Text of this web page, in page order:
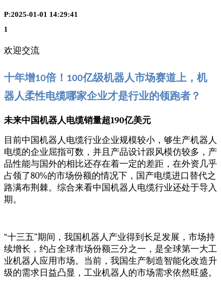
P:2025-01-01 14:29:41
1
欢迎交流
十年增10倍！ 100亿级机器人市场赛道上，机
器人柔性电缆哪家企业才是行业的领跑者？
未来中国机器人电缆销量超190亿美元
目前中国机器人电缆行业企业规模较小，够生产机器人
电缆的企业屈指可数，并且产品设计跟风模仿较多，产
品性能与国外的相比还存在着一定的差距，在外资几乎
占领了80%的市场份额的情况下，国产电缆进口替代之
路满布荆棘。综合来看中国机器人电缆行业还处于导入
期。
“十三五”期间，我国机器人产业得到长足发展，市场持
续增长，约占全球市场份额三分之一，是全球第一大工
业机器人应用市场。当前，我国生产制造智能化改造升
级的需求日益凸显，工业机器人的市场需求依然旺盛。